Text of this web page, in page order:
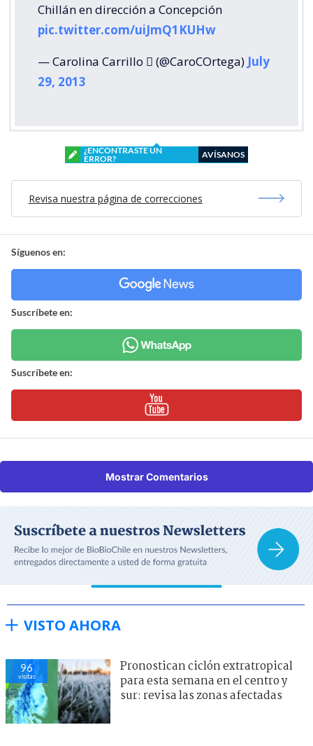
Chillán en dirección a Concepción
pic.twitter.com/uiJmQ1KUHw
— Carolina Carrillo  (@CaroCOrtega) July
29, 2013
¿ENCONTRASTE UN
ERROR?
AVÍSANOS
Revisa nuestra página de correcciones
Síguenos en:
Suscríbete en:
Suscríbete en:
Mostrar Comentarios
VISTO AHORA
96
visitas
Pronostican ciclón extratropical
para esta semana en el centro y
sur: revisa las zonas afectadas